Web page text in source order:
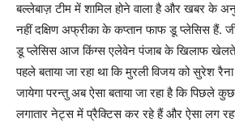
बल्लेबाज़ टीम में शामिल होने वाला है और खबर के
नहीं दक्षिण अफ्रीका के कप्तान फाफ डू प्लेसिस हैं.
डू प्लेसिस आज किंग्स एलेवेन पंजाब के खिलाफ
पहले बताया जा रहा था कि मुरली विजय को सुरेश
जायेगा परन्तु अब ऐसा बताया जा रहा है कि पिछले
लगातार नेट्स में प्रैक्टिस कर रहे हैं और ऐसा लग